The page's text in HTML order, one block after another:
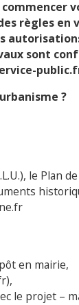
règles en
sont
?
le Plan
en mairie,
le projet –